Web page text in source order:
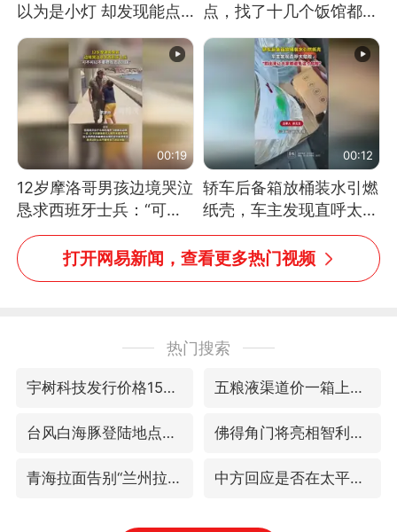
以为是小灯 却发现能点
处理
点，找了十几个饭馆都没
00:19
12岁摩洛哥男孩边境哭泣
恳求西班牙士兵：“可不
可以不要把我遣返回国”
00:12
轿车后备箱放桶装水引燃
纸壳，车主发现直呼太危
险，“拍出来让大家都避
免这个危险”
打开网易新闻，查看更多热门视频
热门搜索
宇树科技发行价格150.80元/股 五粮液渠道价一箱上涨近百元
台风白海豚登陆地点更新 佛得角门将亮相智利俱乐部主场
青海拉面告别“兰州拉面” 中方回应是否在太平洋海底开采稀土